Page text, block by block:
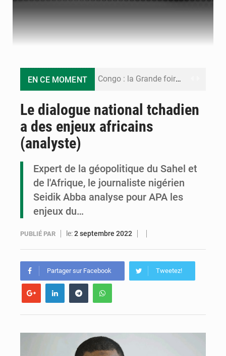
EN CE MOMENT Congo : la Grande foire agricole pour renforcer la souveraineté alimentaire
Congo-RDC : Brazzaville et Kinshasa renforcent leur coopération en faveur de la jeunesse
Cémac : la Commission présente à Denis Sassou N’Guesso sa feuille de route
Le dialogue national tchadien
a des enjeux africains
(analyste)
Expert de la géopolitique du Sahel et
de l'Afrique, le journaliste nigérien
Seidik Abba analyse pour APA les
enjeux du…
PUBLIÉ PAR le:2 septembre 2022
Partager sur Facebook Tweetez!